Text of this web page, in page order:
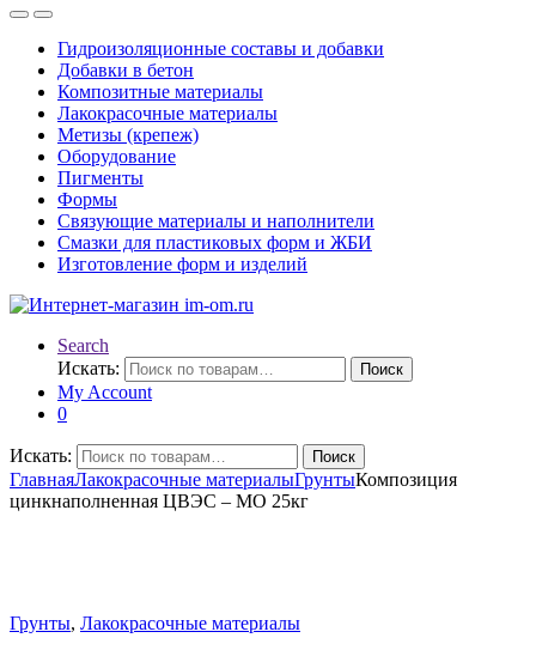
Гидроизоляционные составы и добавки
Добавки в бетон
Композитные материалы
Лакокрасочные материалы
Метизы (крепеж)
Оборудование
Пигменты
Формы
Связующие материалы и наполнители
Смазки для пластиковых форм и ЖБИ
Изготовление форм и изделий
Search
Искать:
Поиск
My Account
0
Искать: Поиск
ГлавнаяЛакокрасочные материалыГрунтыКомпозиция
цинкнаполненная ЦВЭС – МО 25кг
Грунты, Лакокрасочные материалы